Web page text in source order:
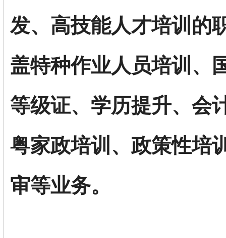
发、高技能人才培训的
盖特种作业人员培训、
等级证、学历提升、会
粤家政培训、政策性培
审等业务。